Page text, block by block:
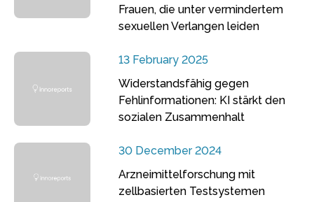
Frauen, die unter vermindertem
sexuellen Verlangen leiden
13 February 2025
Widerstandsfähig gegen
Fehlinformationen: KI stärkt den
sozialen Zusammenhalt
30 December 2024
Arzneimittelforschung mit
zellbasierten Testsystemen